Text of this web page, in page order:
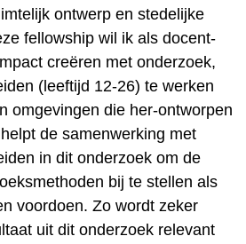
ontwerp en stedelijke
fellowship wil ik als docent-
creëren met onderzoek,
(leeftijd 12-26) te werken
omgevingen die her-ontworpen
de samenwerking met
in dit onderzoek om de
bij te stellen als
voordoen. Zo wordt zeker
uit dit onderzoek relevant